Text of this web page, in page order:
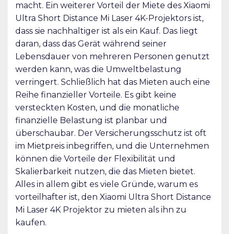
macht. Ein weiterer Vorteil der Miete des Xiaomi
Ultra Short Distance Mi Laser 4K-Projektors ist,
dass sie nachhaltiger ist als ein Kauf. Das liegt
daran, dass das Gerät während seiner
Lebensdauer von mehreren Personen genutzt
werden kann, was die Umweltbelastung
verringert. Schließlich hat das Mieten auch eine
Reihe finanzieller Vorteile. Es gibt keine
versteckten Kosten, und die monatliche
finanzielle Belastung ist planbar und
überschaubar. Der Versicherungsschutz ist oft
im Mietpreis inbegriffen, und die Unternehmen
können die Vorteile der Flexibilität und
Skalierbarkeit nutzen, die das Mieten bietet.
Alles in allem gibt es viele Gründe, warum es
vorteilhafter ist, den Xiaomi Ultra Short Distance
Mi Laser 4K Projektor zu mieten als ihn zu
kaufen.